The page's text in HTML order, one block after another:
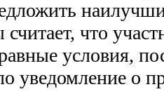
что
условия,
уведомление о